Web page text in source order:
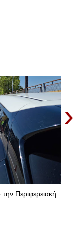
›
Περιφερειακή